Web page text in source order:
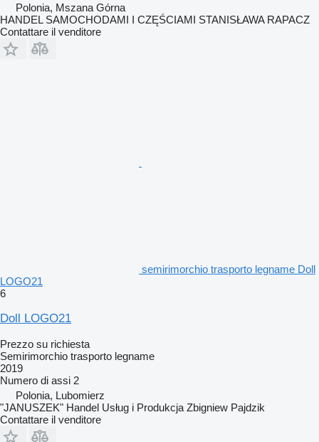
Polonia, Mszana Górna
HANDEL SAMOCHODAMI I CZĘŚCIAMI STANISŁAWA RAPACZ
Contattare il venditore
semirimorchio trasporto legname Doll
LOGO21
6
Doll LOGO21
Prezzo su richiesta
Semirimorchio trasporto legname
2019
Numero di assi 2
Polonia, Lubomierz
"JANUSZEK" Handel Usług i Produkcja Zbigniew Pajdzik
Contattare il venditore